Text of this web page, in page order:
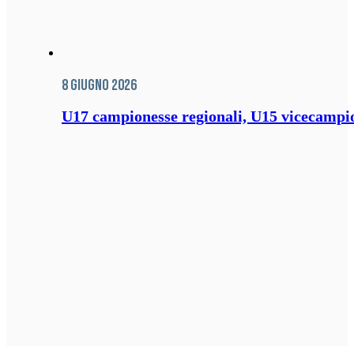
8 Giugno 2026
U17 campionesse regionali, U15